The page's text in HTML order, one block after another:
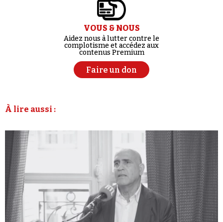
VOUS & NOUS
Aidez nous à lutter contre le
complotisme et accédez aux
contenus Premium
Faire un don
À lire aussi :